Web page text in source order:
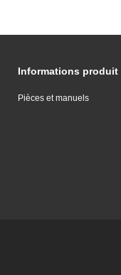
Informations produit
Pièces et manuels